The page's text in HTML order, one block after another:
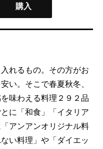
購入
れるもの。その方がお
い。そこで春夏秋冬、
味わえる料理２９２品
に「和食」「イタリア
アンアンオリジナル料
い料理」や「ダイエッ